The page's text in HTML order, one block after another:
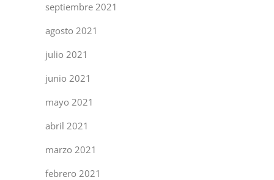
septiembre 2021
agosto 2021
julio 2021
junio 2021
mayo 2021
abril 2021
marzo 2021
febrero 2021